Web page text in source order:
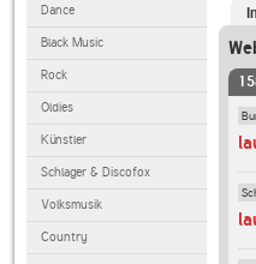
Dance
Black Music
Rock
Oldies
Künstler
Schlager & Discofox
Volksmusik
Country